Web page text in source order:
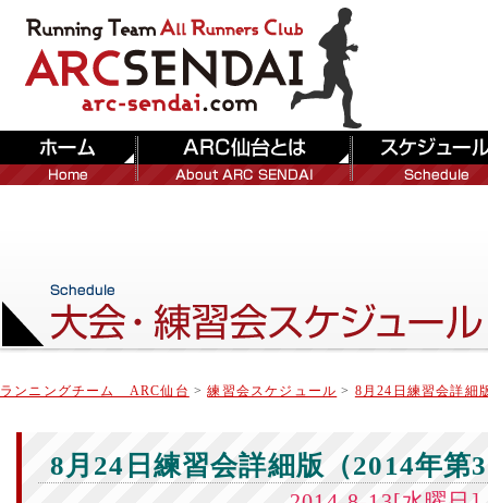
ランニングチーム ARC仙台 >練習会スケジュール > 8月24日練習会詳細
8月24日練習会詳細版（2014年第